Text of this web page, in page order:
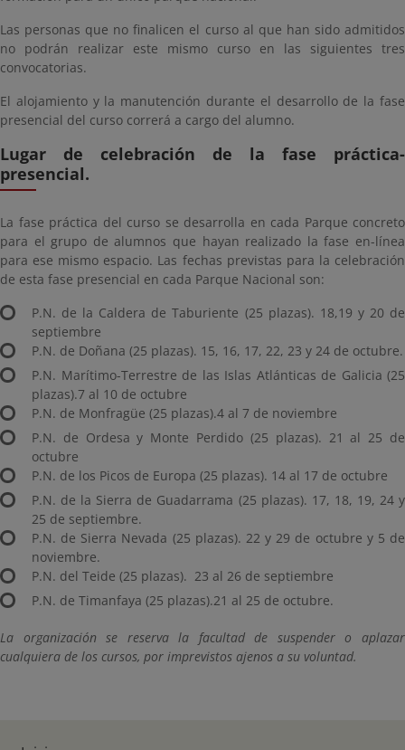
Las personas que no finalicen el curso al que han sido admitidos
no podrán realizar este mismo curso en las siguientes tres
convocatorias.
El alojamiento y la manutención durante el desarrollo de la fase
presencial del curso correrá a cargo del alumno.
Lugar de celebración de la fase práctica-
presencial.
La fase práctica del curso se desarrolla en cada Parque concreto
para el grupo de alumnos que hayan realizado la fase en-línea
para ese mismo espacio. Las fechas previstas para la celebración
de esta fase presencial en cada Parque Nacional son:
P.N. de la Caldera de Taburiente (25 plazas). 18,19 y 20 de
septiembre
P.N. de Doñana (25 plazas). 15, 16, 17, 22, 23 y 24 de octubre.
P.N. Marítimo-Terrestre de las Islas Atlánticas de Galicia (25
plazas).7 al 10 de octubre
P.N. de Monfragüe (25 plazas).4 al 7 de noviembre
P.N. de Ordesa y Monte Perdido (25 plazas). 21 al 25 de
octubre
P.N. de los Picos de Europa (25 plazas). 14 al 17 de octubre
P.N. de la Sierra de Guadarrama (25 plazas). 17, 18, 19, 24 y
25 de septiembre.
P.N. de Sierra Nevada (25 plazas). 22 y 29 de octubre y 5 de
noviembre.
P.N. del Teide (25 plazas). 23 al 26 de septiembre
P.N. de Timanfaya (25 plazas).21 al 25 de octubre.
La organización se reserva la facultad de suspender o aplazar
cualquiera de los cursos, por imprevistos ajenos a su voluntad.